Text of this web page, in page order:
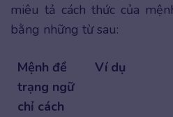
miêu tả cách thức của
bằng những từ sau:
Mệnh đề
trạng ngữ
chỉ cách
Ví dụ